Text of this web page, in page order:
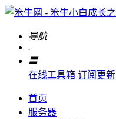
导航
.
〓
在线工具箱 订阅更新
首页
服务器